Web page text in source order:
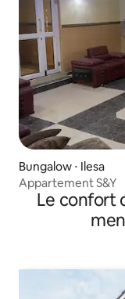
Bungalow ⋅ Ilesa
Appartement S&Y
Le confort